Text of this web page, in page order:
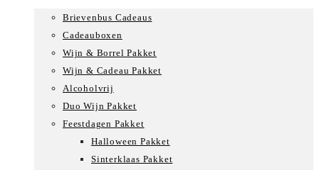
Brievenbus Cadeaus
Cadeauboxen
Wijn & Borrel Pakket
Wijn & Cadeau Pakket
Alcoholvrij
Duo Wijn Pakket
Feestdagen Pakket
Halloween Pakket
Sinterklaas Pakket